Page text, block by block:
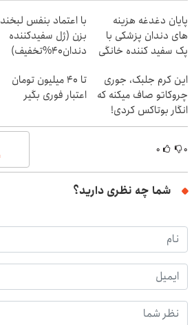
پایان دغدغه هزینه
های دندان پزشکی با
پک سفید کننده خانگی
با اعتماد بنفس لبخند
بزن (ژل سفیدکننده
دندان40%تخفیف)
این کرم جلبک، جوری
چروکاتو صاف میکنه که
انگار بوتاکس کردی!
(تخفیف ویژه)
تا 40 میلیون تومان
اعتبار فوری بگیر
۰ ۰
شما چه نظری دارید؟